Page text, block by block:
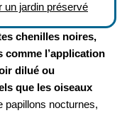
un jardin préservé
chenilles noires,
l’application
dilué ou
que les oiseaux
papillons nocturnes,